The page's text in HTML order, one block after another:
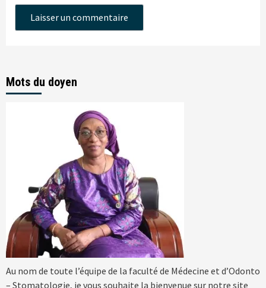
Mots du doyen
Au nom de toute l’équipe de la faculté de Médecine et d’Odonto
– Stomatologie, je vous souhaite la bienvenue sur notre site